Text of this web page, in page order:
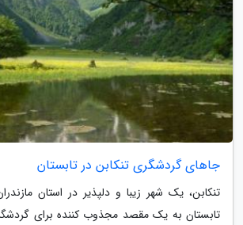
جاهای گردشگری تنکابن در تابستان
تنکابن، یک شهر زیبا و دلپذیر در استان
تابستان به یک مقصد مجذوب کننده برای